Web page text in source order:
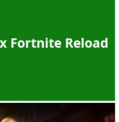
Fortnite Reload